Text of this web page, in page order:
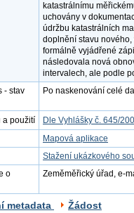
katastrálnímu
uchovány v
údržbu katastrálních
doplnění stavu
formálně vyjádřené
následovala nová
intervalech, ale podle
- stav
Po naskenování celé
a použití
Dle Vyhlášky č. 645/
Mapová aplikace
Stažení ukázkového
o
Zeměměřický úřad, e-
metadata
Žádost